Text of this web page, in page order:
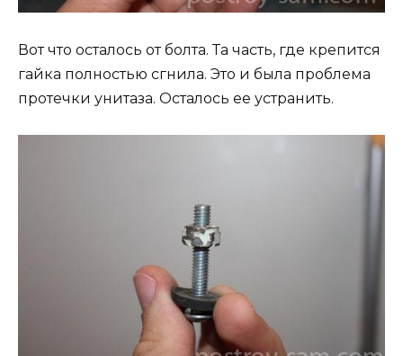
Вот что осталось от болта. Та часть, где крепится
гайка полностью сгнила. Это и была проблема
протечки унитаза. Осталось ее устранить.